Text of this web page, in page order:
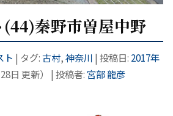
秦野市曽屋中野
ト | タグ:古村,神奈川 | 投稿日: 2017年
日 更新） | 投稿者: 宮部 龍彦